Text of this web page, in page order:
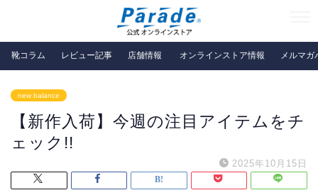
靴コラム レビュー記事 店舗情報 オンラインストア情報 メルマガ
new balance
【新作入荷】今週の注目アイテムをチ
ェック!!
2025年10月15日